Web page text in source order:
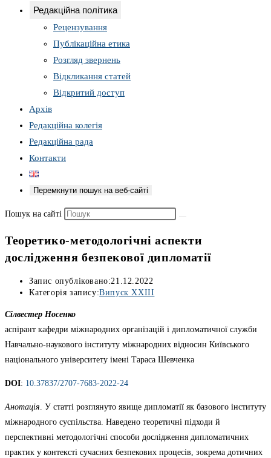
Редакційна політика
Рецензування
Публікаційна етика
Розгляд звернень
Відкликання статей
Відкритий доступ
Архів
Редакційна колегія
Редакційна рада
Контакти
Перемкнути пошук на веб-сайті
Пошук на сайті
Теоретико-методологічні аспекти
дослідження безпекової дипломатії
Запис опубліковано:21.12.2022
Категорія запису:Випуск XXIII
Сілвестер Носенко
аспірант кафедри міжнародних організацій і дипломатичної служби
Навчально-наукового інституту міжнародних відносин Київського
національного університету імені Тараса Шевченка
DOI: 10.37837/2707-7683-2022-24
Анотація. У статті розглянуто явище дипломатії як базового інституту
міжнародного суспільства. Наведено теоретичні підходи й
перспективні методологічні способи дослідження дипломатичних
практик у контексті сучасних безпекових процесів, зокрема дотичних